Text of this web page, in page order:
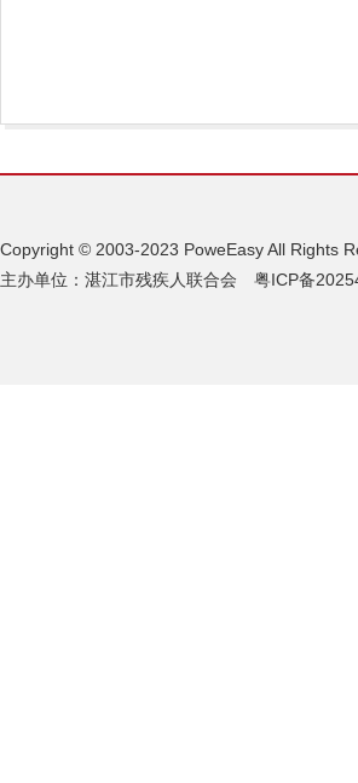
Copyright © 2003-2023 PoweEasy All Rights
主办单位：湛江市残疾人联合会 粤ICP备